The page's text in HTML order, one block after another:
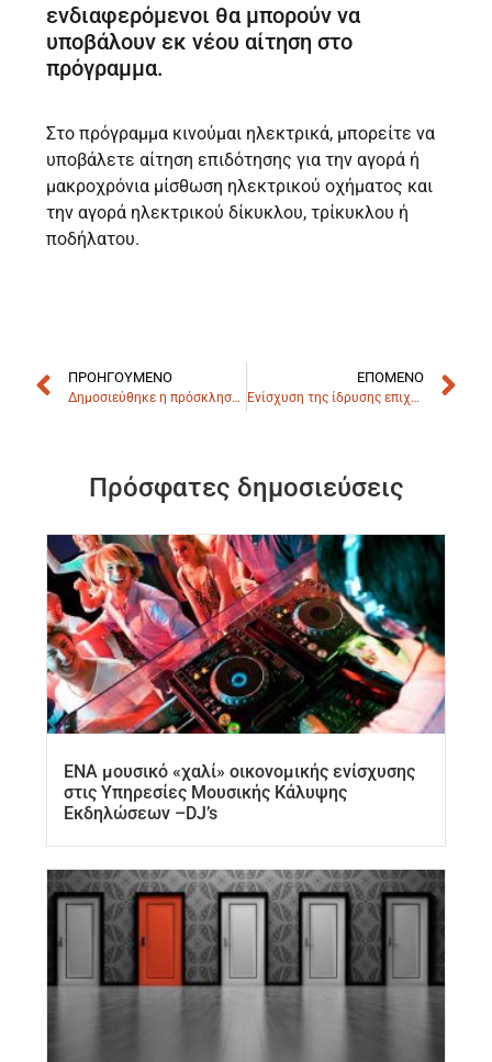
ενδιαφερόμενοι θα μπορούν να
υποβάλουν εκ νέου αίτηση στο
πρόγραμμα.
Στο πρόγραμμα κινούμαι ηλεκτρικά, μπορείτε να
υποβάλετε αίτηση επιδότησης για την αγορά ή
μακροχρόνια μίσθωση ηλεκτρικού οχήματος και
την αγορά ηλεκτρικού δίκυκλου, τρίκυκλου ή
ποδήλατου.
ΠΡΟΗΓΟΎΜΕΝΟ
Δημοσιεύθηκε η πρόσκληση για την ενίσχυση υπό σύσταση και υφιστάμενων, πολύ Μικρών και Μικρών Επιχειρήσεων του Νοτίου Αιγαίου
ΕΠΌΜΕΝΟ
Ενίσχυση της ίδρυσης επιχειρήσεων στην Περιφέρεια Πελοποννήσου από ανέργους.
Πρόσφατες δημοσιεύσεις
ΕΝΑ μουσικό «χαλί» οικονομικής ενίσχυσης
στις Υπηρεσίες Μουσικής Κάλυψης
Εκδηλώσεων –DJ’s